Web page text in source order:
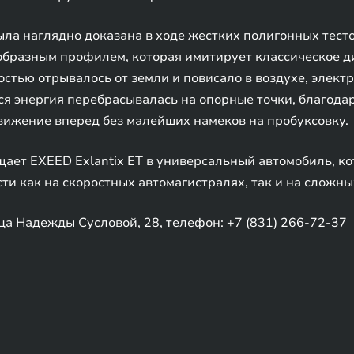
наглядно доказана в ходе жестких полигонных
профилем, которая имитирует классическое
отрывалось от земли и повисало в воздухе,
энергия перебрасывалась на опорные точки,
вперед без малейших намеков на пробуксовку.
EXEED Exlantix ET в универсальный автомобиль,
как на скоростных автомагистралях, так и на
Надежды Сусловой, 28, телефон: +7 (831) 266-72-37